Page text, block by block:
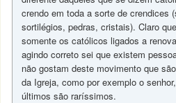
crendo em toda a sorte de crendices
sortilégios, pedras, cristais). Claro
somente os católicos ligados a
agindo correto sei que existem
não gostam deste movimento que
da Igreja, como por exemplo o
últimos são raríssimos.